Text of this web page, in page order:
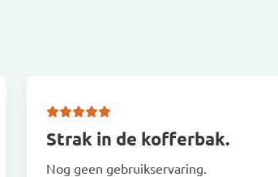
Strak in de kofferbak.
Nog geen gebruikservaring.